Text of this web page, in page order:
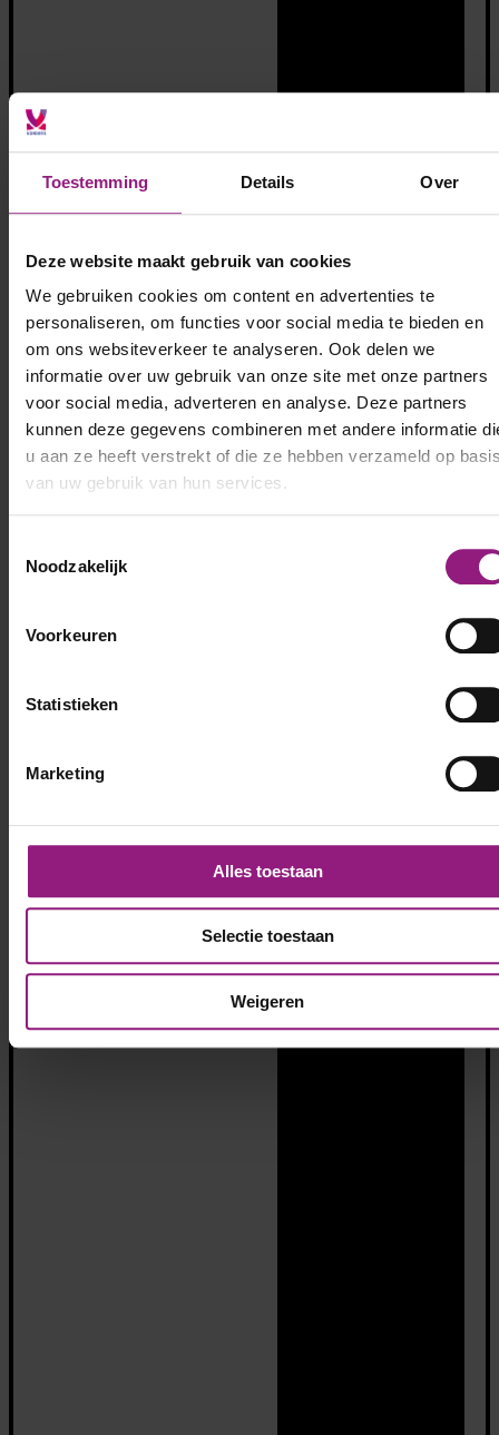
Toestemming Details Over
Deze website maakt gebruik van cookies
We gebruiken cookies om content en advertenties te
personaliseren, om functies voor social media te bieden en
om ons websiteverkeer te analyseren. Ook delen we
informatie over uw gebruik van onze site met onze partners
voor social media, adverteren en analyse. Deze partners
kunnen deze gegevens combineren met andere informatie
u aan ze heeft verstrekt of die ze hebben verzameld op
van uw gebruik van hun services.
Noodzakelijk
Voorkeuren
Statistieken
Marketing
Alles toestaan
Selectie toestaan
Weigeren
Bekijk alle opdrachten